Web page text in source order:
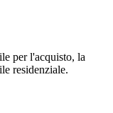
per l'acquisto, la
residenziale.